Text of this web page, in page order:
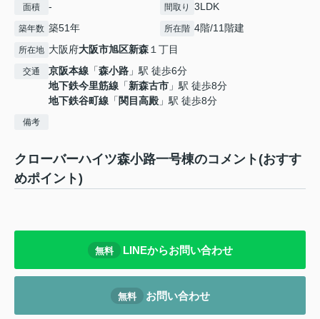
面積 - 間取り 3LDK
築年数 築51年 所在階 4階/11階建
所在地 大阪府大阪市旭区新森１丁目
交通 京阪本線 「森小路 」駅 徒歩6分
地下鉄今里筋線 「新森古市 」駅 徒歩8分
地下鉄谷町線 「 関目高殿 」駅 徒歩8分
備考
クローバーハイツ森小路一号棟のコメント(おすす
めポイント)
無料 LINEからお問い合わせ
無料 お問い合わせ